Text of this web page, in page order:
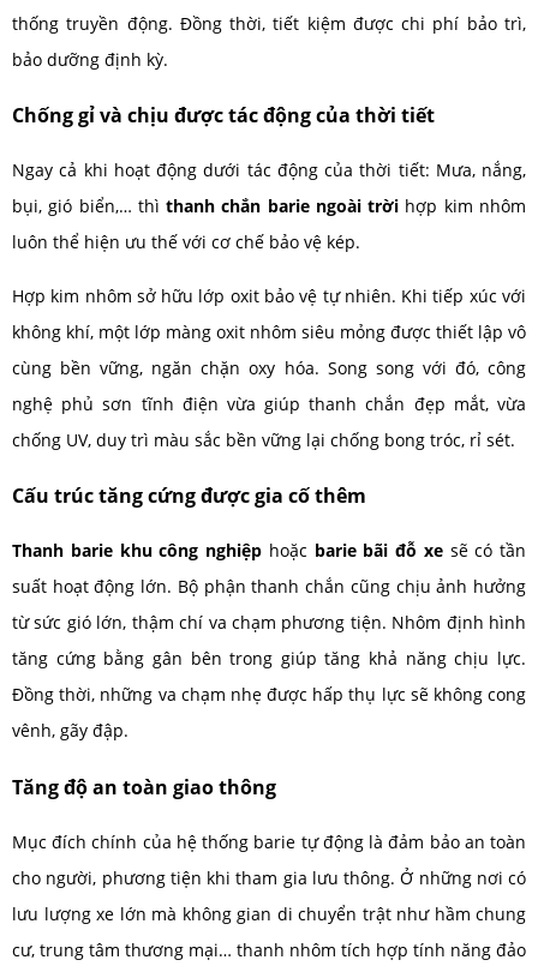
thống truyền động. Đồng thời, tiết kiệm được chi phí bảo trì,
bảo dưỡng định kỳ.
Chống gỉ và chịu được tác động của thời tiết
Ngay cả khi hoạt động dưới tác động của thời tiết: Mưa, nắng,
bụi, gió biển,… thìthanh chắn barie ngoài trời hợp kim nhôm
luôn thể hiện ưu thế với cơ chế bảo vệ kép.
Hợp kim nhôm sở hữu lớp oxit bảo vệ tự nhiên. Khi tiếp xúc với
không khí, một lớp màng oxit nhôm siêu mỏng được thiết lập vô
cùng bền vững, ngăn chặn oxy hóa. Song song với đó, công
nghệ phủ sơn tĩnh điện vừa giúp thanh chắn đẹp mắt, vừa
chống UV, duy trì màu sắc bền vững lại chống bong tróc, rỉ sét.
Cấu trúc tăng cứng được gia cố thêm
Thanh barie khu công nghiệp hoặc barie bãi đỗ xesẽ có tần
suất hoạt động lớn. Bộ phận thanh chắn cũng chịu ảnh hưởng
từ sức gió lớn, thậm chí va chạm phương tiện. Nhôm định hình
tăng cứng bằng gân bên trong giúp tăng khả năng chịu lực.
Đồng thời, những va chạm nhẹ được hấp thụ lực sẽ không cong
vênh, gãy đập.
Tăng độ an toàn giao thông
Mục đích chính của hệ thống barie tự động là đảm bảo an toàn
cho người, phương tiện khi tham gia lưu thông. Ở những nơi có
lưu lượng xe lớn mà không gian di chuyển trật như hầm chung
cư, trung tâm thương mại… thanh nhôm tích hợp tính năng đảo